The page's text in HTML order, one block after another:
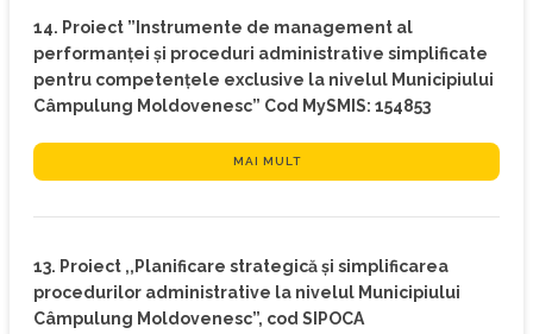
14. Proiect ”Instrumente de management al
performanței și proceduri administrative simplificate
pentru competențele exclusive la nivelul Municipiului
Câmpulung Moldovenesc” Cod MySMIS: 154853
MAI MULT
13. Proiect ,,Planificare strategică și simplificarea
procedurilor administrative la nivelul Municipiului
Câmpulung Moldovenesc”, cod SIPOCA